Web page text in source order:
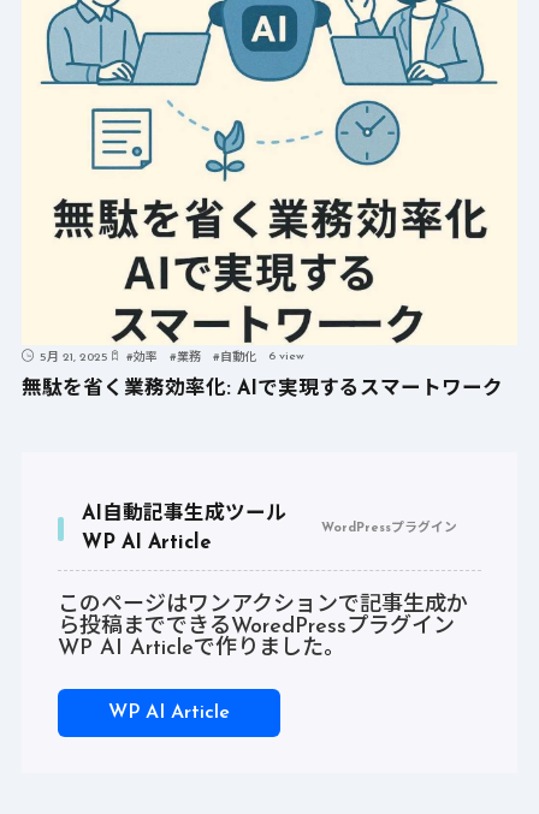
5月 21, 2025 #効率 #業務 #自動化 6 view
無駄を省く業務効率化: AIで実現するスマートワーク
AI自動記事生成ツール
WP AI Article
WordPressプラグイン
このページはワンアクションで記事生成か
ら投稿までできるWoredPressプラグイン
WP AI Articleで作りました。
WP AI Article